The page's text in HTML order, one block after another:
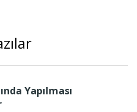
Yapılması